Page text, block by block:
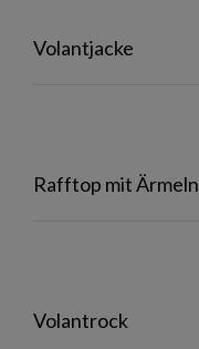
Volantjacke
Rafftop mit Ärmeln
Volantrock